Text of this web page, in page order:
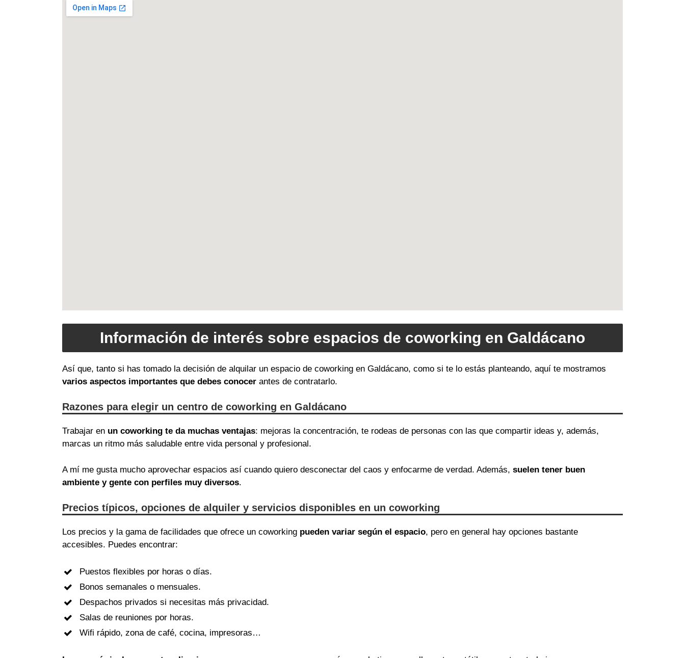
Información de interés sobre espacios de coworking en Galdácano
Así que, tanto si has tomado la decisión de alquilar un espacio de coworking en Galdácano, como si te lo estás planteando, aquí te mostramos
varios aspectos importantes que debes conocer antes de contratarlo.
Razones para elegir un centro de coworking en Galdácano
Trabajar en un coworking te da muchas ventajas: mejoras la concentración, te rodeas de personas con las que compartir ideas y, además,
marcas un ritmo más saludable entre vida personal y profesional.
A mí me gusta mucho aprovechar espacios así cuando quiero desconectar del caos y enfocarme de verdad. Además, suelen tener buen
ambiente y gente con perfiles muy diversos.
Precios típicos, opciones de alquiler y servicios disponibles en un coworking
Los precios y la gama de facilidades que ofrece un coworking pueden variar según el espacio, pero en general hay opciones bastante
accesibles. Puedes encontrar:
Puestos flexibles por horas o días.
Bonos semanales o mensuales.
Despachos privados si necesitas más privacidad.
Salas de reuniones por horas.
Wifi rápido, zona de café, cocina, impresoras…